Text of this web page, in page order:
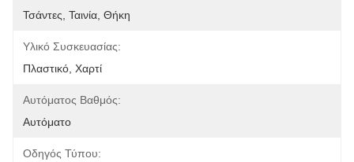
Τσάντες, Ταινία, Θήκη
Υλικό Συσκευασίας:
Πλαστικό, Χαρτί
Αυτόματος Βαθμός:
Αυτόματο
Οδηγός Τύπου: